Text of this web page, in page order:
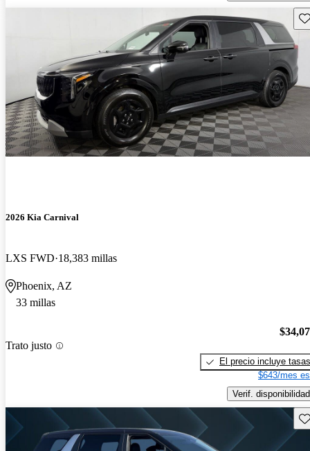
2026 Kia Carnival
LXS FWD 18,383 millas
Phoenix, AZ
33 millas
Trato justo
El precio incluye tasas
$643/mes
Verif. disponibilidad